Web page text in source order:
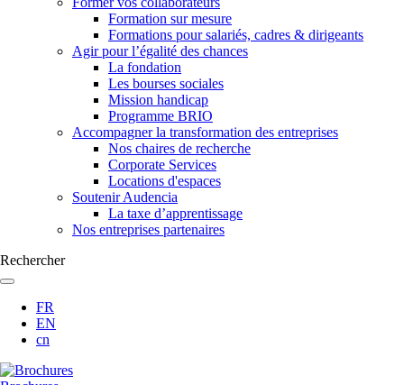
Formation sur mesure
Formations pour salariés, cadres & dirigeants
Agir pour l’égalité des chances
La fondation
Les bourses sociales
Mission handicap
Programme BRIO
Accompagner la transformation des entreprises
Nos chaires de recherche
Corporate Services
Locations d'espaces
Soutenir Audencia
La taxe d’apprentissage
Nos entreprises partenaires
Rechercher
FR
EN
cn